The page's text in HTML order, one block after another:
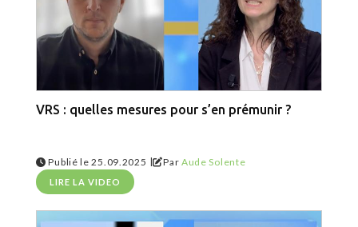
VRS : quelles mesures pour s’en prémunir ?
Publié le 25.09.2025 | Par Aude Solente
LIRE LA VIDEO